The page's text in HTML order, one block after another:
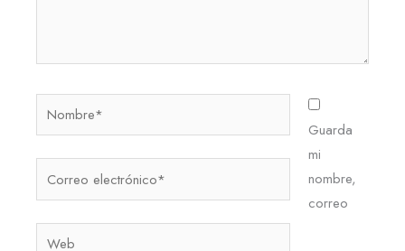
Nombre*
Guarda
mi
nombre,
correo